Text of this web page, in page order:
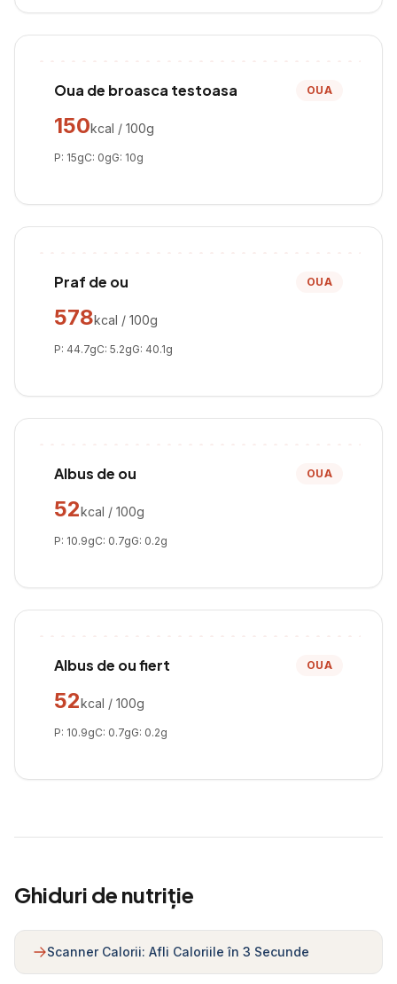
Oua de broasca testoasa OUA
150kcal / 100g
P: 15gC: 0gG: 10g
Praf de ou OUA
578kcal / 100g
P: 44.7gC: 5.2gG: 40.1g
Albus de ou OUA
52kcal / 100g
P: 10.9gC: 0.7gG: 0.2g
Albus de ou fiert OUA
52kcal / 100g
P: 10.9gC: 0.7gG: 0.2g
Ghiduri de nutriție
Scanner Calorii: Afli Caloriile în 3 Secunde